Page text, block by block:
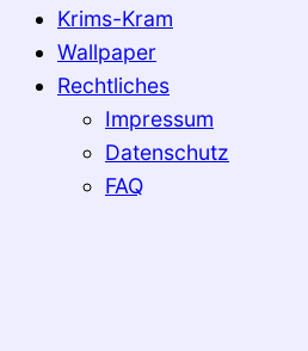
Krims-Kram
Wallpaper
Rechtliches
Impressum
Datenschutz
FAQ